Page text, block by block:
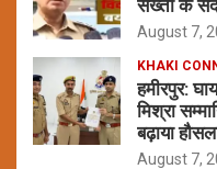
सख्ती के
August 7,
KHAKI
हमीरपुर:
मिश्रा
बढ़ाया
August 7,